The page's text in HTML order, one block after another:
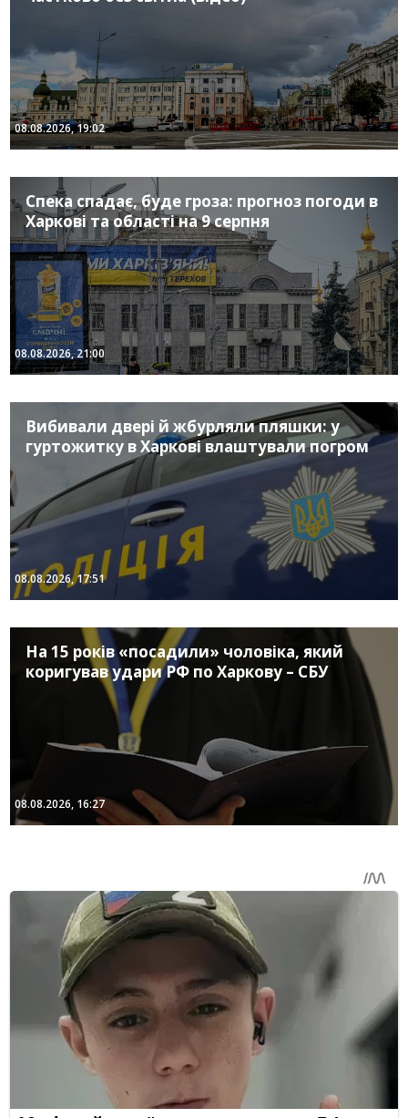
08.08.2026, 19:02
Спека спадає, буде гроза: прогноз погоди в
Харкові та області на 9 серпня
08.08.2026, 21:00
Вибивали двері й жбурляли пляшки: у
гуртожитку в Харкові влаштували погром
08.08.2026, 17:51
На 15 років «посадили» чоловіка, який
коригував удари РФ по Харкову – СБУ
08.08.2026, 16:27